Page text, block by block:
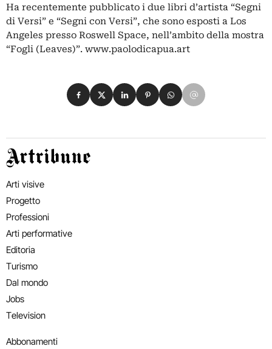
Ha recentemente pubblicato i due libri d’artista “Segni
di Versi” e “Segni con Versi”, che sono esposti a Los
Angeles presso Roswell Space, nell’ambito della mostra
“Fogli (Leaves)”. www.paolodicapua.art
Condividi su Facebook
Condividi su X
Condividi su LinkedIn
Condividi su Pinterest
Condividi su WhatsApp
Condividi su Email
Artribune
Arti visive
Progetto
Professioni
Arti performative
Editoria
Turismo
Dal mondo
Jobs
Television
Abbonamenti